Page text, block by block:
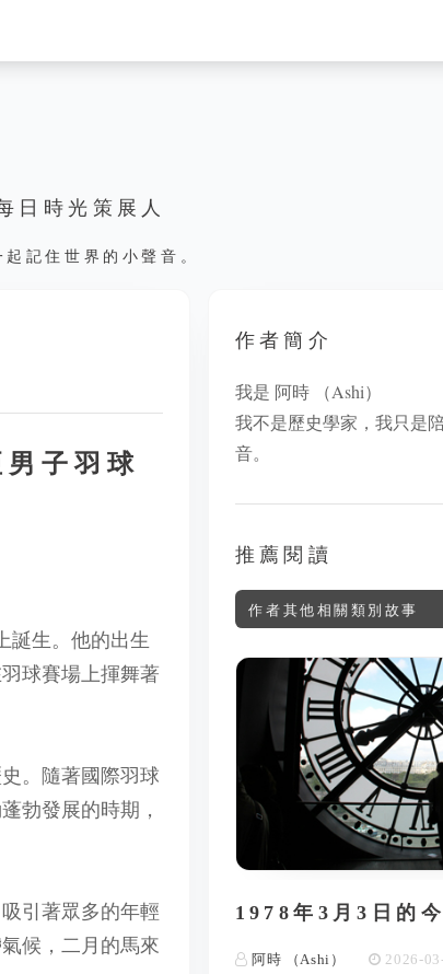
日時光策展人
記住世界的小聲音。
子羽球
誕生。他的出生
球賽場上揮舞著
。隨著國際羽球
勃發展的時期，
引著眾多的年輕
候，二月的馬來
作者簡介
我是 阿時 （Ashi）
我不是歷史學家，我只是
音。
推薦閱讀
作者其他相關類別故事
1978年3月3日的
阿時 （Ashi） 2026-